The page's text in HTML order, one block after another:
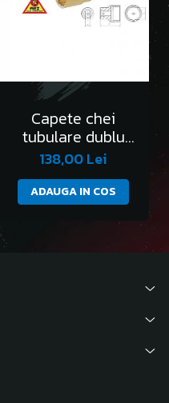
Capete chei
tubulare dublu
hexagon 1/4” DH -
AEX-4.5mm
138,00 Lei
ADAUGA IN COS